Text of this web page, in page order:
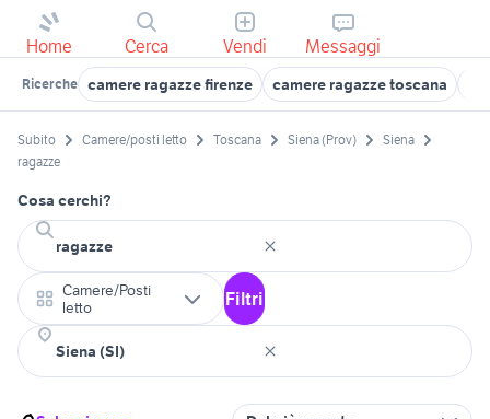
Home Cerca Vendi Messaggi
Ricerche camere ragazze firenze camere ragazze toscana
Subito Camere/posti letto Toscana Siena (Prov)
Siena
ragazze
Cosa cerchi?
Camere/Posti
letto
Filtri